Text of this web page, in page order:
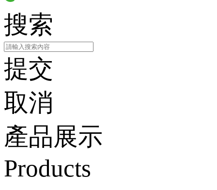
搜索
提交
取消
產品展示
Products